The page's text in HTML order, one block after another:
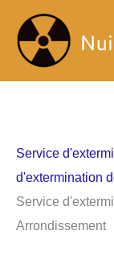
contenu
Service
d'extermination
Service
Arrondissement